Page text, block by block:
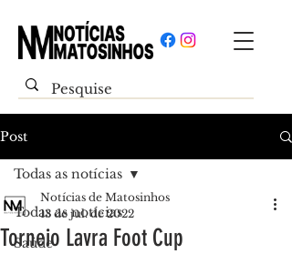
Post
Todas as notícias
Saúde
Todas as notícias
Torneio Lavra Foot Cup
Notícias de Matosinhos
13 de jul. de 2022